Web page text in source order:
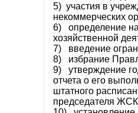
5) участия в
некоммерческих
6) определение
хозяйственной
7) введение
8) избрание
9) утверждение
отчета о его
штатного
председателя